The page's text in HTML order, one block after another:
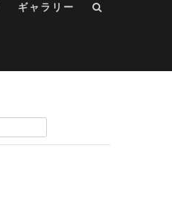
ギャラリー